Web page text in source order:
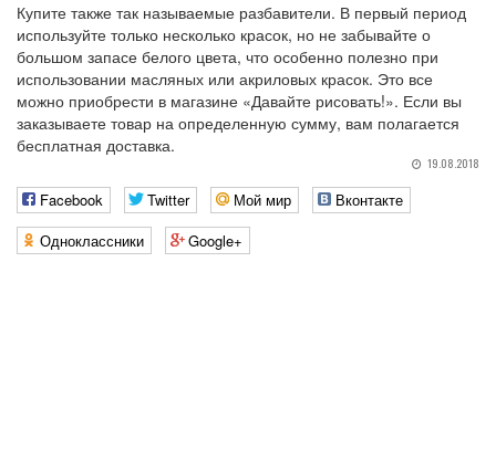
Купите также так называемые разбавители. В первый период
используйте только несколько красок, но не забывайте о
большом запасе белого цвета, что особенно полезно при
использовании масляных или акриловых красок. Это все
можно приобрести в магазине «Давайте рисовать!». Если вы
заказываете товар на определенную сумму, вам полагается
бесплатная доставка.
19.08.2018
Facebook Twitter Мой мир
Вконтакте
Одноклассники
Google+